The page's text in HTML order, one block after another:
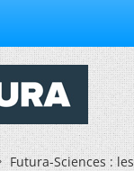
Futura-Sciences :